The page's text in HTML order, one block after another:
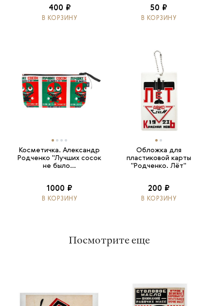
400 ₽
В КОРЗИНУ
50 ₽
В КОРЗИНУ
Косметичка. Александр
Родченко "Лучших сосок
не было...
1000 ₽
В КОРЗИНУ
Обложка для
пластиковой карты
"Родченко. Лёт"
200 ₽
В КОРЗИНУ
Посмотрите еще